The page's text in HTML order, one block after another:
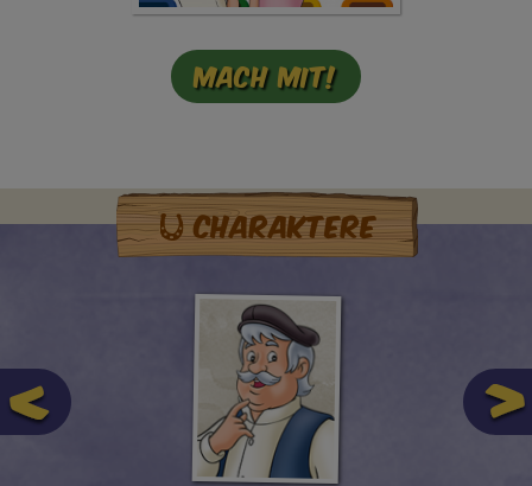
Mach mit!
Charaktere